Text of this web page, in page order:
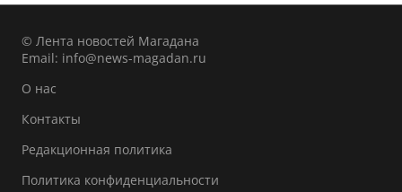
© Лента новостей Магадана
Email: info@news-magadan.ru
О нас
Контакты
Редакционная политика
Политика конфиденциальности